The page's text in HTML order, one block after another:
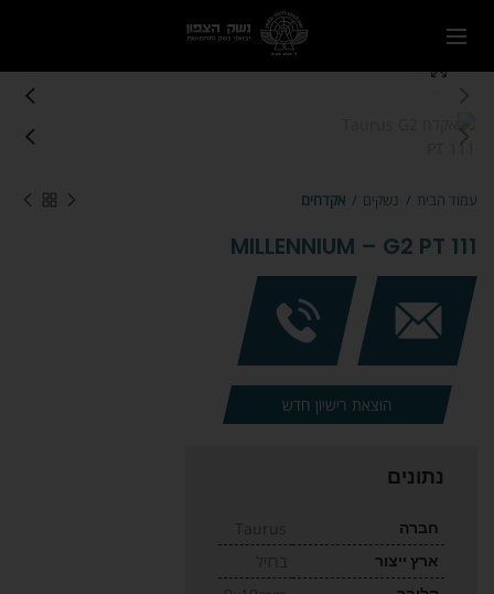
Click to enlarge
עמוד הבית נשקים אקדחים
MILLENNIUM – G2 PT 111
הוצאת רישיון חדש
נתונים
חברה
ארץ ייצור